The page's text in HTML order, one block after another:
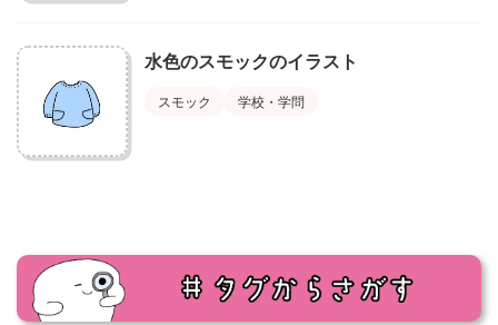
水色のスモックのイラスト
スモック 学校・学問